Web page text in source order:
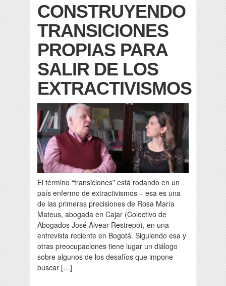
CONSTRUYENDO
TRANSICIONES
PROPIAS PARA
SALIR DE LOS
EXTRACTIVISMOS
El término “transiciones” está rodando en un
país enfermo de extractivismos – esa es una
de las primeras precisiones de Rosa María
Mateus, abogada en Cajar (Colectivo de
Abogados José Alvear Restrepo), en una
entrevista reciente en Bogotá. Siguiendo esa y
otras preocupaciones tiene lugar un diálogo
sobre algunos de los desafíos que impone
buscar […]